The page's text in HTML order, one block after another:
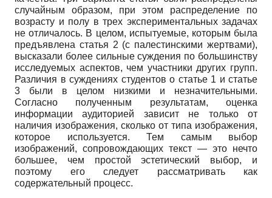
случайным образом, при этом распределение по
возрасту и полу в трех экспериментальных задачах
не отличалось. В целом, испытуемые, которым была
предъявлена статья 2 (с палестинскими жертвами),
высказали более сильные суждения по большинству
исследуемых аспектов, чем участники других групп.
Различия в суждениях студентов о статье 1 и статье
3 были в целом низкими и незначительными.
Согласно полученным результатам, оценка
информации аудиторией зависит не только от
наличия изображения, сколько от типа изображения,
которое используется. Тем самым выбор
изображений, сопровождающих текст — это нечто
большее, чем простой эстетический выбор, и
поэтому его следует рассматривать как
содержательный процесс.